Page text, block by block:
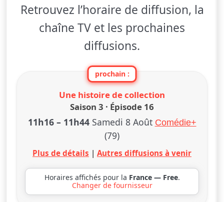
Retrouvez l’horaire de diffusion, la
chaîne TV et les prochaines
diffusions.
prochain :
Une histoire de collection
Saison 3 · Épisode 16
11h16– 11h44 Samedi 8 Août Comédie+
(79)
Plus de détails | Autres diffusions à venir
Horaires affichés pour la France — Free.
Changer de fournisseur